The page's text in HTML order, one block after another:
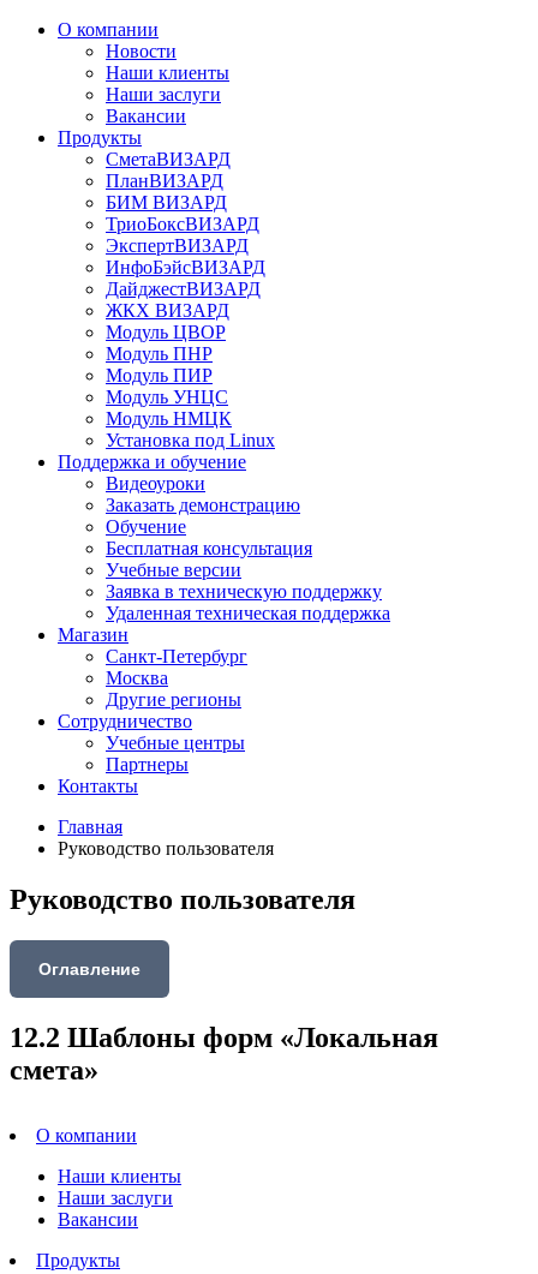
О компании
Новости
Наши клиенты
Наши заслуги
Вакансии
Продукты
СметаВИЗАРД
ПланВИЗАРД
БИМ ВИЗАРД
ТриоБоксВИЗАРД
ЭкспертВИЗАРД
ИнфоБэйсВИЗАРД
ДайджестВИЗАРД
ЖКХ ВИЗАРД
Модуль ЦВОР
Модуль ПНР
Модуль ПИР
Модуль УНЦС
Модуль НМЦК
Установка под Linux
Поддержка и обучение
Видеоуроки
Заказать демонстрацию
Обучение
Бесплатная консультация
Учебные версии
Заявка в техническую поддержку
Удаленная техническая поддержка
Магазин
Санкт-Петербург
Москва
Другие регионы
Сотрудничество
Учебные центры
Партнеры
Контакты
Главная
Руководство пользователя
Руководство пользователя
Оглавление
12.2 Шаблоны форм «Локальная
смета»
О компании
Наши клиенты
Наши заслуги
Вакансии
Продукты